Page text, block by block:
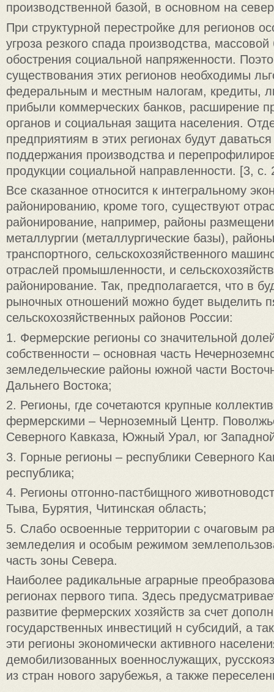
производственной базой, в основном на
При структурной перестройке для регионов
угроза резкого спада производства,
обострения социальной напряженности.
существования этих регионов необходимы
федеральным и местным налогам, кредиты,
прибыли коммерческих банков, расширение
органов и социальная защита населения.
предприятиям в этих регионах будут
поддержания производства и
продукции социальной направленности. [3, с.
Все сказанное относится к интегральному
районированию, кроме того, существуют
районирование, например, районы
металлургии (металлургические базы),
транспортного, сельскохозяйственного
отраслей промышленности, и
районирование. Так, предполагается, что в
рыночных отношений можно будет выделить
сельскохозяйственных районов России:
1. Фермерские регионы со значительной
собственности – основная часть
земледельческие районы южной части
Дальнего Востока;
2. Регионы, где сочетаются крупные
фермерскими – Черноземный Центр.
Северного Кавказа, Южный Урал, юг
3. Горные регионы – республики Северного
республика;
4. Регионы отгонно-пастбищного
Тыва, Бурятия, Читинская область;
5. Слабо освоенные территории с очаговым
земледелия и особым режимом
часть зоны Севера.
Наиболее радикальные аграрные
регионах первого типа. Здесь
развитие фермерских хозяйств за счет
государственных инвестиций н субсидий, а
эти регионы экономически активного
демобилизованных военнослужащих,
из стран нового зарубежья, а также